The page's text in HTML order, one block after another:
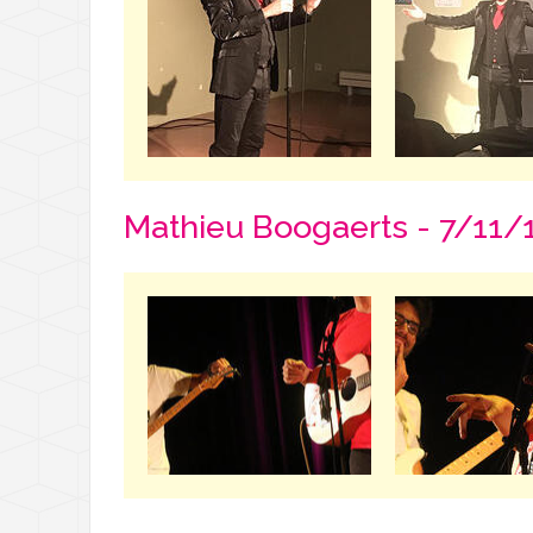
Mathieu Boogaerts - 7/11/